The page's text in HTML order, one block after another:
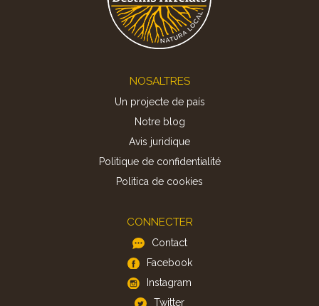
NOSALTRES
Un projecte de país
Notre blog
Avis juridique
Politique de confidentialité
Politica de cookies
CONNECTER
Contact
Facebook
Instagram
Twitter